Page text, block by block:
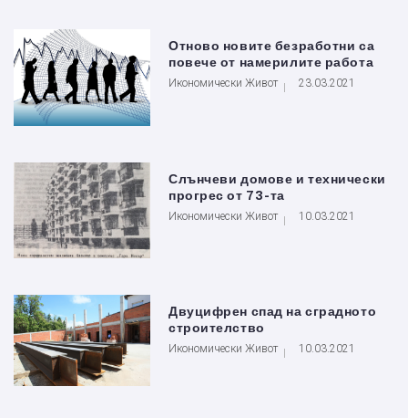
Отново новите безработни са
повече от намерилите работа
Икономически Живот 23.03.2021
Слънчеви домове и технически
прогрес от 73-та
Икономически Живот 10.03.2021
Двуцифрен спад на сградното
строителство
Икономически Живот 10.03.2021